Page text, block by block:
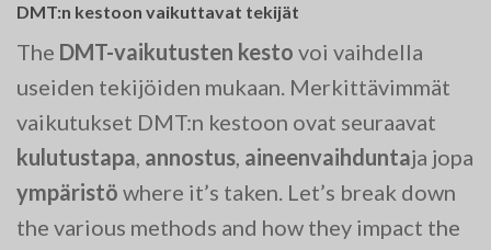
DMT:n kestoon vaikuttavat tekijät
The DMT-vaikutusten kesto voi vaihdella
useiden tekijöiden mukaan. Merkittävimmät
vaikutukset DMT:n kestoon ovat seuraavat
kulutustapa, annostus, aineenvaihduntaja jopa
ympäristö where it’s taken. Let’s break down
the various methods and how they impact the